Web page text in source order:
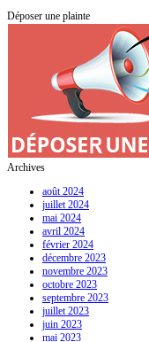
Déposer une plainte
Archives
août 2024
juillet 2024
mai 2024
avril 2024
février 2024
décembre 2023
novembre 2023
octobre 2023
septembre 2023
juillet 2023
juin 2023
mai 2023